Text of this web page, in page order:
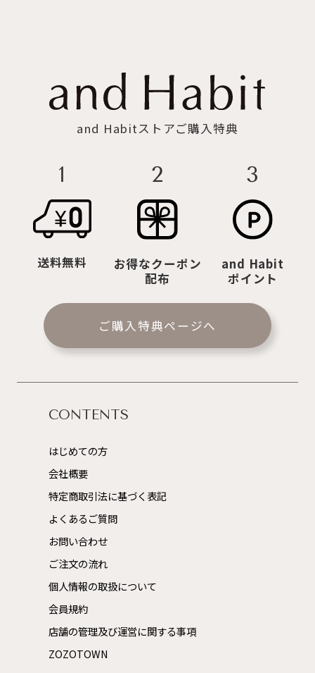
and Habitストアご購入特典
1
送料無料
2
お得なクーポン
配布
3
and Habit
ポイント
ご購入特典ページへ
CONTENTS
はじめての方
会社概要
特定商取引法に基づく表記
よくあるご質問
お問い合わせ
ご注文の流れ
個人情報の取扱について
会員規約
店舗の管理及び運営に関する事項
ZOZOTOWN